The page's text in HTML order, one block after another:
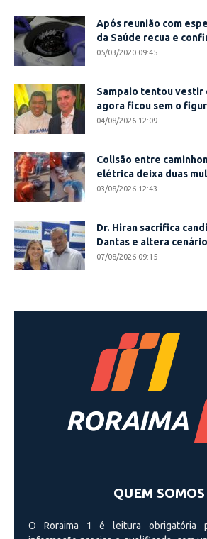
Após reunião com
da Saúde recua e
05/03/2020 09:45
Sampaio tentou vestir
agora ficou sem o
04/08/2026 12:09
Colisão entre
elétrica deixa duas
03/08/2026 12:43
Dr. Hiran sacrifica
Dantas e altera
07/08/2026 09:15
QUEM SOMOS
O Roraima 1 é leitura obrigatória